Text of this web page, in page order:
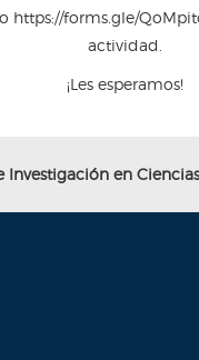
https://forms.gle/
actividad.
¡Les esperamos!
Investigación en